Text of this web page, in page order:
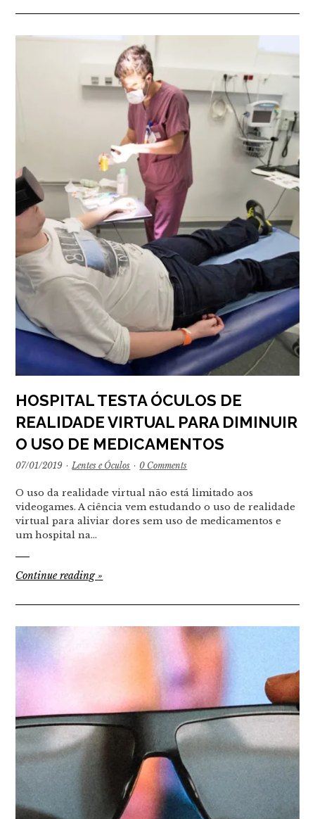
HOSPITAL TESTA ÓCULOS DE
REALIDADE VIRTUAL PARA DIMINUIR
O USO DE MEDICAMENTOS
07/01/2019 · Lentes e Óculos · 0 Comments
O uso da realidade virtual não está limitado aos
videogames. A ciência vem estudando o uso de realidade
virtual para aliviar dores sem uso de medicamentos e
um hospital na…
Continue reading»